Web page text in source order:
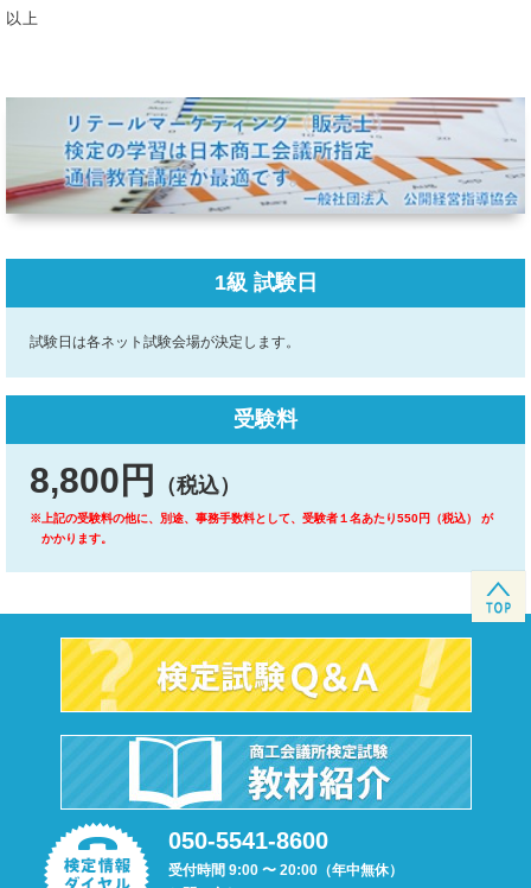
以上
1級 試験日
試験日は各ネット試験会場が決定します。
受験料
8,800円 （税込）
※上記の受験料の他に、別途、事務手数料として、受験者１名あたり550円（税込） が
かかります。
050-5541-8600
受付時間 9:00 〜 20:00（年中無休）